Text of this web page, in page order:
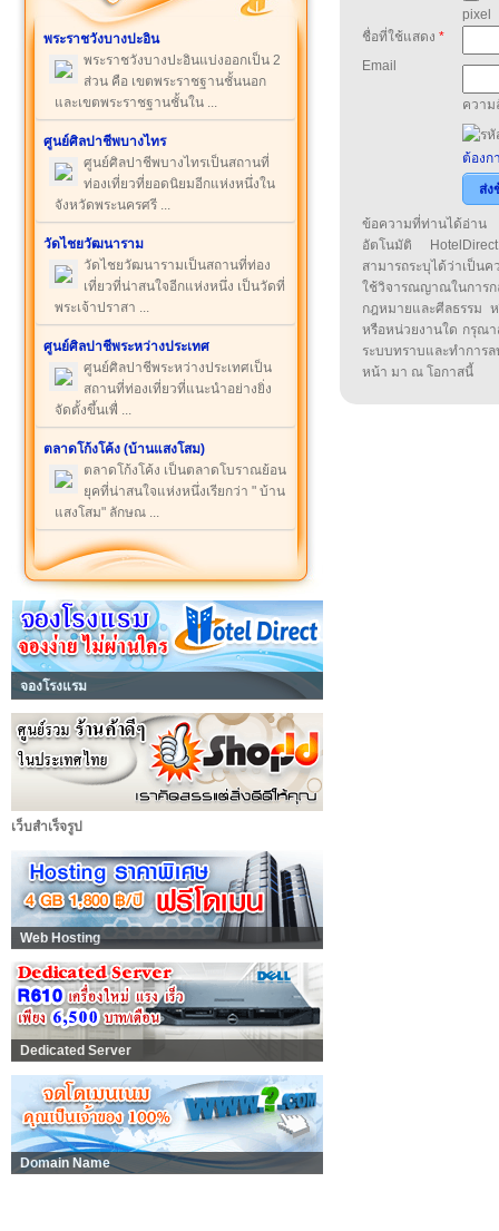
พระราชวังบางปะอิน
พระราชวังบางปะอินแบ่งออกเป็น 2
ส่วน คือ เขตพระราชฐานชั้นนอก
และเขตพระราชฐานชั้นใน ...
ศูนย์ศิลปาชีพบางไทร
ศูนย์ศิลปาชีพบางไทรเป็นสถานที่
ท่องเที่ยวที่ยอดนิยมอีกแห่งหนึ่งใน
จังหวัดพระนครศรี ...
วัดไชยวัฒนาราม
วัดไชยวัฒนารามเป็นสถานที่ท่อง
เที่ยวที่น่าสนใจอีกแห่งหนึ่ง เป็นวัดที่
พระเจ้าปราสา ...
ศูนย์ศิลปาชีพระหว่างประเทศ
ศูนย์ศิลปาชีพระหว่างประเทศเป็น
สถานที่ท่องเที่ยวที่แนะนำอย่างยิ่ง
จัดตั้งขึ้นเพื่ ...
ตลาดโก้งโค้ง (บ้านแสงโสม)
ตลาดโก้งโค้ง เป็นตลาดโบราณย้อน
ยุคที่น่าสนใจแห่งหนึ่งเรียกว่า " บ้าน
แสงโสม" ลักษณ ...
จองโรงแรม
เว็บสำเร็จรูป
Web Hosting
Dedicated Server
Domain Name
pixel
ชื่อที่ใช้แสดง *
Email
ความ
ต้องก
ส่ง
ข้อความที่ท่านได้อ่าน
อัตโนมัติ
สามารถระบุได้ว่าเป็น
ใช้วิจารณญาณในกา
กฎหมายและศีลธรรม
หรือหน่วยงานใด กรุณา
ระบบทราบและทำกา
หน้า มา ณ โอกาสนี้